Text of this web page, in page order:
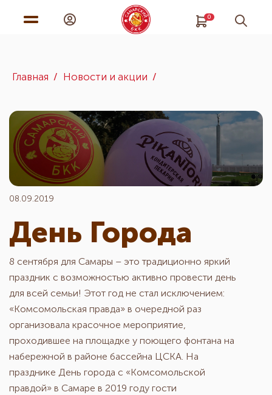
0
Главная Новости и акции
08.09.2019
День Города
8 сентября для Самары – это традиционно яркий
праздник с возможностью активно провести день
для всей семьи! Этот год не стал исключением:
«Комсомольская правда» в очередной раз
организовала красочное мероприятие,
проходившее на площадке у поющего фонтана на
набережной в районе бассейна ЦСКА. На
празднике День города с «Комсомольской
правдой» в Самаре в 2019 году гости